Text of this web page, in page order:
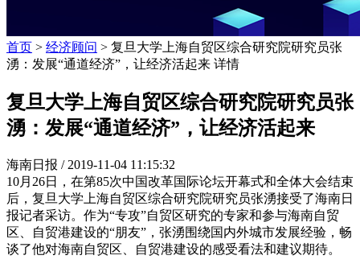
首页 > 经济顾问 > 复旦大学上海自贸区综合研究院研究员张
湧：发展“通道经济”，让经济活起来 详情
复旦大学上海自贸区综合研究院研究员张
湧：发展“通道经济”，让经济活起来
海南日报 / 2019-11-04 11:15:32
10月26日，在第85次中国改革国际论坛开幕式和全体大会结束
后，复旦大学上海自贸区综合研究院研究员张湧接受了海南日
报记者采访。作为“专攻”自贸区研究的专家和参与海南自贸
区、自贸港建设的“朋友”，张湧围绕国内外城市发展经验，畅
谈了他对海南自贸区、自贸港建设的感受看法和建议期待。